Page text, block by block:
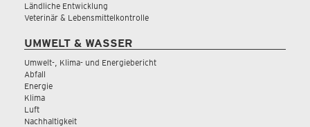
Ländliche Entwicklung
Veterinär & Lebensmittelkontrolle
UMWELT & WASSER
Umwelt-, Klima- und Energiebericht
Abfall
Energie
Klima
Luft
Nachhaltigkeit